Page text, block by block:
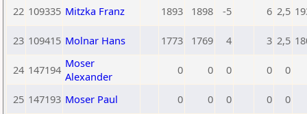
22 109335 Mitzka Franz 1893 1898 -5 6 2,5
23 109415 Molnar Hans 1773 1769 4 3 2,5
24 147194 Moser
Alexander
0 0 0 0 0
25 147193 Moser Paul 0 0 0 0 0